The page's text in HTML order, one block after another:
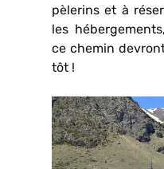
pèlerins et à
les
ce chemin
tôt !